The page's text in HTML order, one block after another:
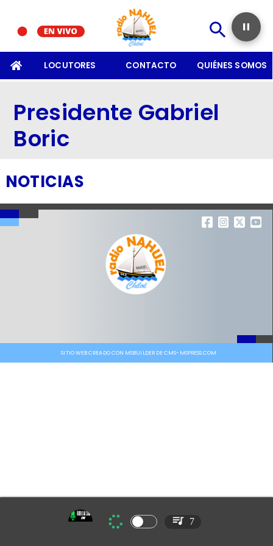
LOCUTORES CONTACTO QUIÉNES SOMOS
Presidente Gabriel
Boric
NOTICIAS
SITIO WEB CREADO CON MSBUILDER DE CMS-MSPRESS.COM
7